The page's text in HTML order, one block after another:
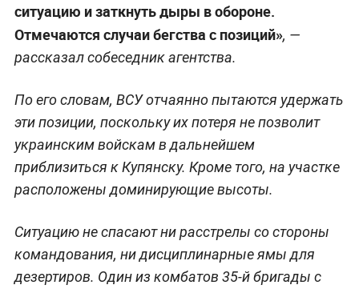
ситуацию и заткнуть дыры в обороне.
Отмечаются случаи бегства с позиций», —
рассказал собеседник агентства.
По его словам, ВСУ отчаянно пытаются удержать
эти позиции, поскольку их потеря не позволит
украинским войскам в дальнейшем
приблизиться к Купянску. Кроме того, на участке
расположены доминирующие высоты.
Ситуацию не спасают ни расстрелы со стороны
командования, ни дисциплинарные ямы для
дезертиров. Один из комбатов 35-й бригады с